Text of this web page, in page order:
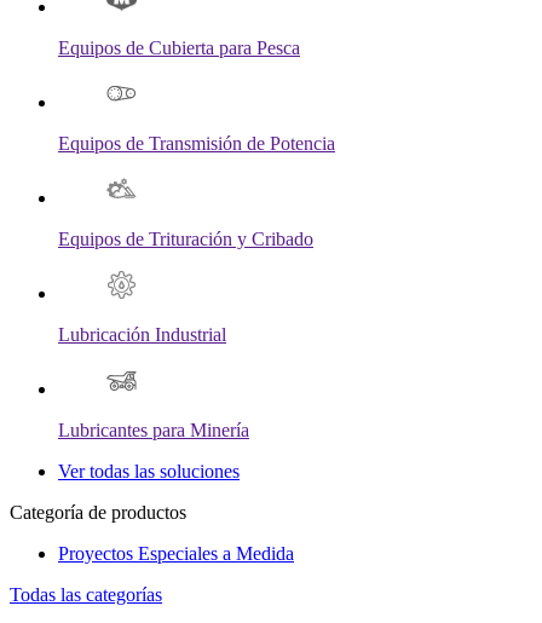
Equipos de Cubierta para Pesca
Equipos de Transmisión de Potencia
Equipos de Trituración y Cribado
Lubricación Industrial
Lubricantes para Minería
Ver todas las soluciones
Categoría de productos
Proyectos Especiales a Medida
Todas las categorías